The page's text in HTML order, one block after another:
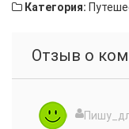
Категория:
Отзыв о